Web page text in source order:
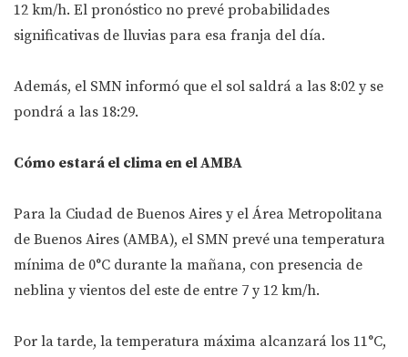
12 km/h. El pronóstico no prevé probabilidades
significativas de lluvias para esa franja del día.
Además, el SMN informó que el sol saldrá a las 8:02 y se
pondrá a las 18:29.
Cómo estará el clima en el AMBA
Para la Ciudad de Buenos Aires y el Área Metropolitana
de Buenos Aires (AMBA), el SMN prevé una temperatura
mínima de 0°C durante la mañana, con presencia de
neblina y vientos del este de entre 7 y 12 km/h.
Por la tarde, la temperatura máxima alcanzará los 11°C,